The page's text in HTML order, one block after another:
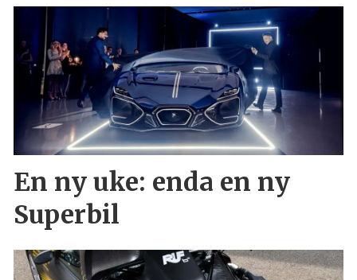
En ny uke: enda en ny
Superbil